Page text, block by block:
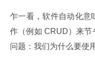
乍一看，软件自动化意
作（例如 CRUD）来节
问题：我们为什么要使